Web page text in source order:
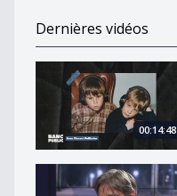
Dernières vidéos
Souvenirs
00:14:48
Léman